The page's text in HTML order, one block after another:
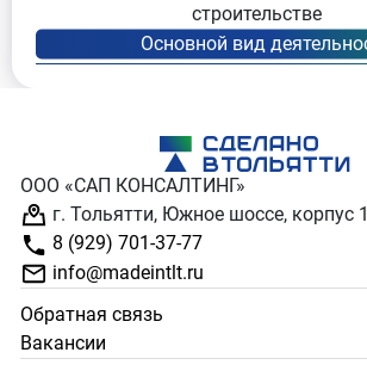
строительстве
ООО «САП КОНСАЛТИНГ»
г. Тольятти, Южное шоссе, корпус
8 (929) 701-37-77
info@madeintlt.ru
Обратная связь
Вакансии